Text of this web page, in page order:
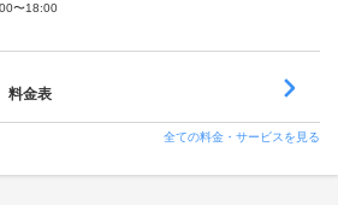
〜18:00
料金表
全ての料金・サービスを見る